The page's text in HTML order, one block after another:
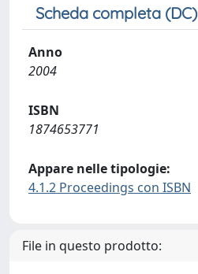
Scheda completa (DC)
Anno
2004
ISBN
1874653771
Appare nelle tipologie:
4.1.2 Proceedings con ISBN
File in questo prodotto: